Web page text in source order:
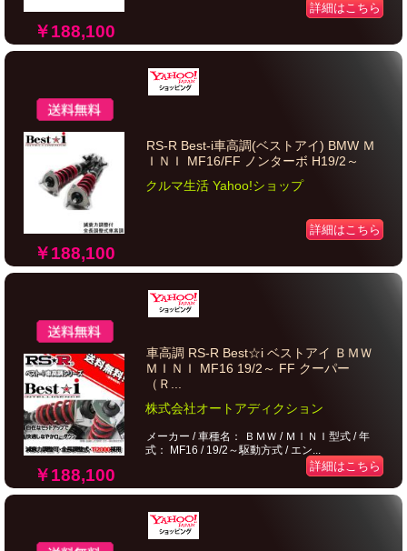
￥188,100
詳細はこちら
￥188,100
RS-R Best-i車高調(ベストアイ) BMW Ｍ
ＩＮＩ MF16/FF ノンターボ H19/2～
クルマ生活 Yahoo!ショップ
詳細はこちら
￥188,100
車高調 RS-R Best☆i ベストアイ ＢＭＷ
ＭＩＮＩ MF16 19/2～ FF クーパー
（Ｒ...
株式会社オートアディクション
メーカー / 車種名： ＢＭＷ / ＭＩＮＩ型式 / 年
式： MF16 / 19/2～駆動方式 / エン...
詳細はこちら